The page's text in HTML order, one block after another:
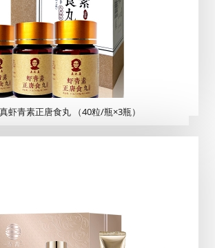
虾青素正唐食丸 （40粒/瓶×3瓶）